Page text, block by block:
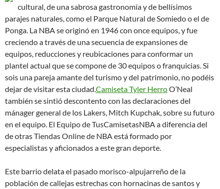
cultural, de una sabrosa gastronomía y de bellísimos
parajes naturales, como el Parque Natural de Somiedo o el de
Ponga. La NBA se originó en 1946 con once equipos, y fue
creciendo a través de una secuencia de expansiones de
equipos, reducciones y reubicaciones para conformar un
plantel actual que se compone de 30 equipos o franquicias. Si
sois una pareja amante del turismo y del patrimonio, no podéis
dejar de visitar esta ciudad.Camiseta Tyler HerroO’Neal
también se sintió descontento con las declaraciones del
mánager general de los Lakers, Mitch Kupchak, sobre su futuro
en el equipo. El Equipo de TusCamisetasNBA a diferencia del
de otras Tiendas Online de NBA está formado por
especialistas y aficionados a este gran deporte.
Este barrio delata el pasado morisco-alpujarreño de la
población de callejas estrechas con hornacinas de santos y